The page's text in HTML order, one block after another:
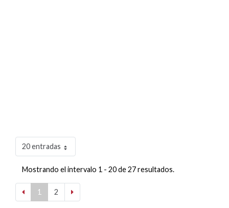
20 entradas
Mostrando el intervalo 1 - 20 de 27 resultados.
1 2